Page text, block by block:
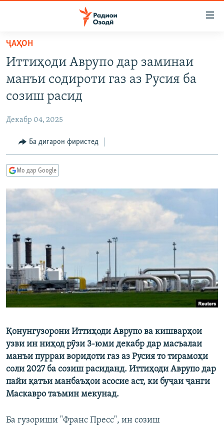
Ҷаҳиш
мояи
аслӣ
ба
феҳристи
Ҷаҳиш
ба
ҷустор
ҚАЗИЯИ "КРОКУС"
ОСИЁИ МАРКАЗӢ
ВАРЗИШ
ГАПИ ОЗОД
РӮЗГОРИ МУҲОҶИР
ТАҲҚИҚОТ
ҶАНГ ДАР УКРАИНА
ОЗОДӢ ОНЛАЙН
ЧАНДРАСОНАӢ
ВИДЕО
ГУЗОРИШҲОИ РАДИОӢ
РӮЙХАТҲО
КИТОБҲОИ ОЗОДӢ
Русский
ПАЙГИРӢ КУНЕД
Ҳамаи сомонаҳои RFE/RL
ҶАҲОН
Иттиҳоди Аврупо дар заминаи
манъи содироти газ аз Русия ба
созиш расид
Декабр 04, 2025
Ба дигарон фиристед
Мо дар Google
Қонунгузорони Иттиҳоди Аврупо ва кишварҳои
узви ин ниҳод рӯзи 3-юми декабр дар масъалаи
манъи пурраи воридоти газ аз Русия то тирамоҳи
соли 2027 ба созиш расиданд. Иттиҳоди Аврупо дар
пайи қатъи манбаъҳои асосие аст, ки буҷаи ҷанги
Маскавро таъмин мекунад.
Ба гузориши "Франс Пресс", ин созиш